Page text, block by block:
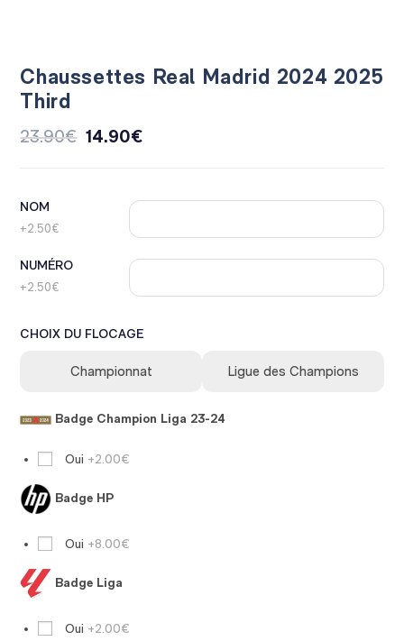
Chaussettes Real Madrid 2024 2025
Third
23.90€ 14.90€
NOM
+2.50€
NUMÉRO
+2.50€
CHOIX DU FLOCAGE
Championnat Ligue des Champions
Badge Champion Liga 23-24
Oui +2.00€
Badge HP
Oui +8.00€
Badge Liga
Oui +2.00€